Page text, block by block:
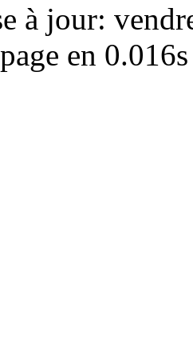
à jour:
en 0.016s